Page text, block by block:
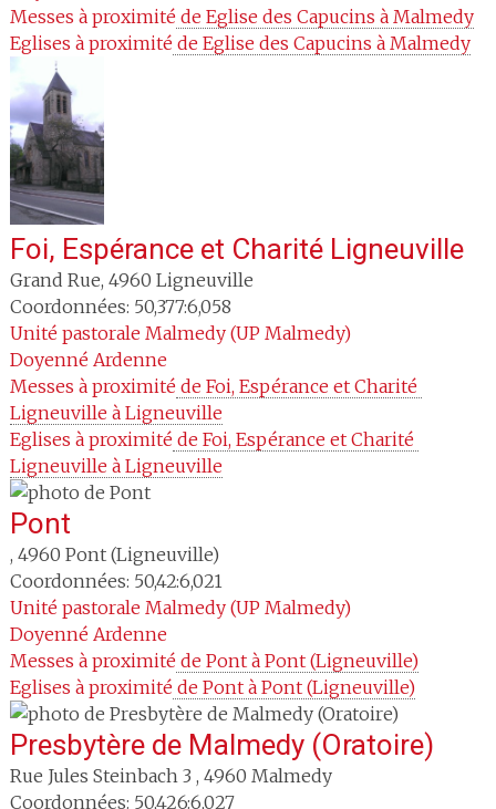
Messes à proximité de Eglise des Capucins à Malmedy
Eglises à proximité de Eglise des Capucins à Malmedy
Foi, Espérance et Charité Ligneuville
Grand Rue, 4960 Ligneuville
Coordonnées: 50,377:6,058
Unité pastorale Malmedy (UP Malmedy)
Doyenné Ardenne
Messes à proximité de Foi, Espérance et Charité
Ligneuville à Ligneuville
Eglises à proximité de Foi, Espérance et Charité
Ligneuville à Ligneuville
Pont
, 4960 Pont (Ligneuville)
Coordonnées: 50,42:6,021
Unité pastorale Malmedy (UP Malmedy)
Doyenné Ardenne
Messes à proximité de Pont à Pont (Ligneuville)
Eglises à proximité de Pont à Pont (Ligneuville)
Presbytère de Malmedy (Oratoire)
Rue Jules Steinbach 3 , 4960 Malmedy
Coordonnées: 50,426:6,027